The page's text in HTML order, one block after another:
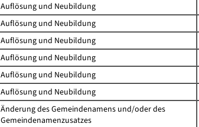
Auflösung und Neubildung
Auflösung und Neubildung
Auflösung und Neubildung
Auflösung und Neubildung
Auflösung und Neubildung
Auflösung und Neubildung
Änderung des Gemeindenamens und/oder des
Gemeindenamenzusatzes